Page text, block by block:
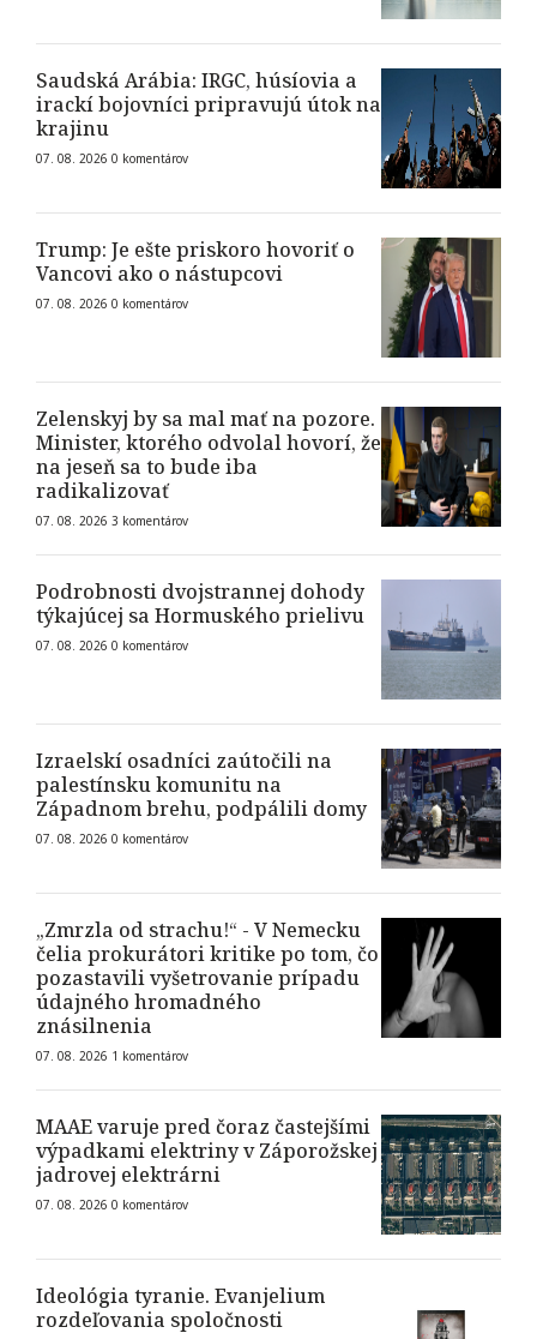
Saudská Arábia: IRGC, húsíovia a
irackí bojovníci pripravujú útok na
krajinu
07. 08. 2026 0 komentárov
Trump: Je ešte priskoro hovoriť o
Vancovi ako o nástupcovi
07. 08. 2026 0 komentárov
Zelenskyj by sa mal mať na pozore.
Minister, ktorého odvolal hovorí, že
na jeseň sa to bude iba
radikalizovať
07. 08. 2026 3 komentárov
Podrobnosti dvojstrannej dohody
týkajúcej sa Hormuského prielivu
07. 08. 2026 0 komentárov
Izraelskí osadníci zaútočili na
palestínsku komunitu na
Západnom brehu, podpálili domy
07. 08. 2026 0 komentárov
„Zmrzla od strachu!“ - V Nemecku
čelia prokurátori kritike po tom, čo
pozastavili vyšetrovanie prípadu
údajného hromadného
znásilnenia
07. 08. 2026 1 komentárov
MAAE varuje pred čoraz častejšími
výpadkami elektriny v Záporožskej
jadrovej elektrárni
07. 08. 2026 0 komentárov
Ideológia tyranie. Evanjelium
rozdeľovania spoločnosti